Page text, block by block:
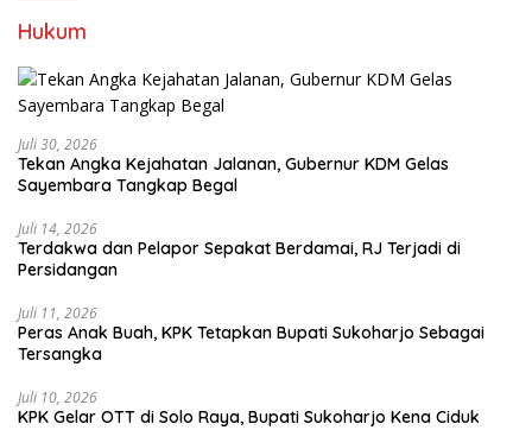
Hukum
Juli 30, 2026
Tekan Angka Kejahatan Jalanan, Gubernur KDM Gelas
Sayembara Tangkap Begal
Juli 14, 2026
Terdakwa dan Pelapor Sepakat Berdamai, RJ Terjadi di
Persidangan
Juli 11, 2026
Peras Anak Buah, KPK Tetapkan Bupati Sukoharjo Sebagai
Tersangka
Juli 10, 2026
KPK Gelar OTT di Solo Raya, Bupati Sukoharjo Kena Ciduk